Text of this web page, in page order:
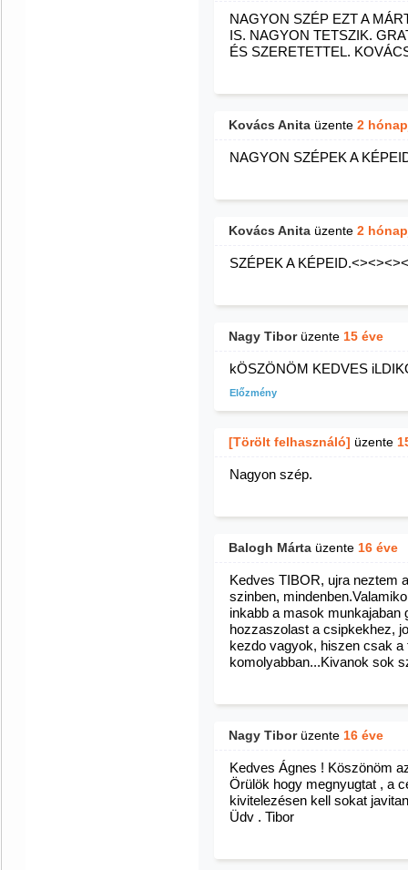
NAGYON SZÉP EZT A
IS. NAGYON TETSZIK.
ÉS SZERETETTEL.
Kovács Anita üzente 2
NAGYON SZÉPEK A
Kovács Anita üzente 2
SZÉPEK A
Nagy Tiborüzente 15 éve
kÖSZÖNÖM KEDVES
Előzmény
[Törölt felhasználó] üzente
Nagyon szép.
Balogh Márta üzente 16 éve
Kedves TIBOR, ujra neztem
szinben,
inkabb a masok
hozzaszolast a csipkekhez,
kezdo vagyok, hiszen csak
komolyabban...Kivanok sok
Nagy Tiborüzente 16 éve
Kedves Ágnes ! Köszönöm
Örülök hogy megnyugtat , a
kivitelezésen kell sokat
Üdv . Tibor